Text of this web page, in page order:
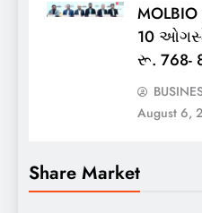
10
રૂ. 768-
August 6,
Share Market